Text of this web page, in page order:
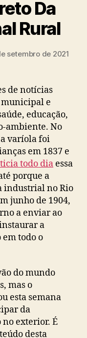
Da
Rural
setembro de 2021
de notícias
municipal e
educação,
ambiente. No
varíola foi
em 1837 e
todo dia essa
porque a
industrial no Rio
junho de 1904,
a enviar ao
a
todo o
do mundo
mas o
esta semana
da
no exterior. É
desta